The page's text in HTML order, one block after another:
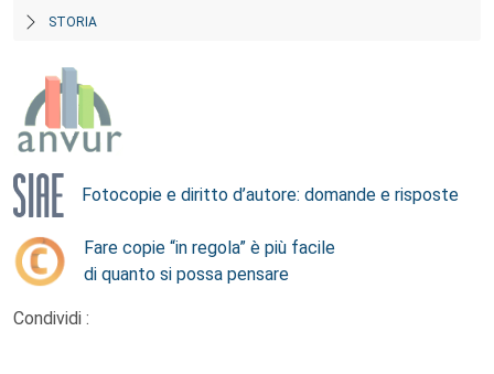
STORIA
Fotocopie e diritto d’autore: domande e risposte
Fare copie “in regola” è più facile
di quanto si possa pensare
Condividi :